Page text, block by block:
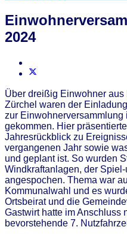
2024
Über dreißig Einwohner
Zürchel waren der
zur Einwohnerversammlung
gekommen. Hier
Jahresrückblick zu
vergangenen Jahr sowie
und geplant ist. So wurden
Windkraftanlagen, der
angespochen. Thema war
Kommunalwahl und es
Ortsbeirat und die
Gastwirt hatte im Anschluss
bevorstehende 7.